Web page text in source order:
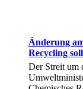
Änderung
Recycling
Der Streit um